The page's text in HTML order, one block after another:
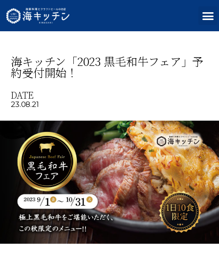
海キッチン「2023 黒毛和牛フェア」予
約受付開始！
DATE
23.08.21